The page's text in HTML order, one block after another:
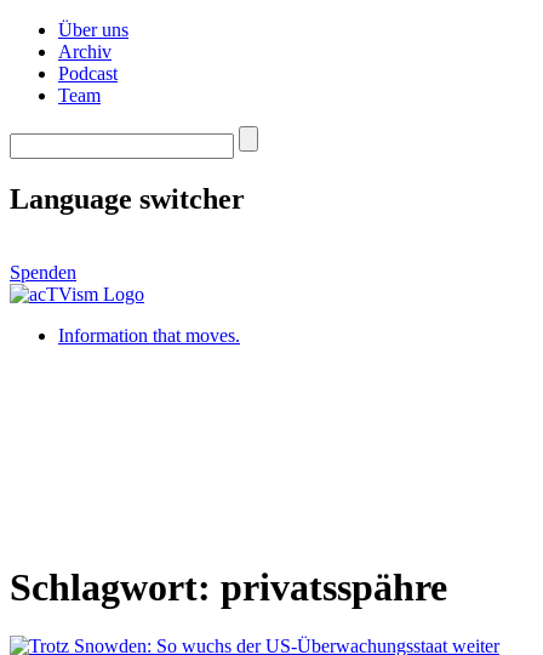
Über uns
Archiv
Podcast
Team
Language switcher
Spenden
Information that moves.
Schlagwort: privatsspähre